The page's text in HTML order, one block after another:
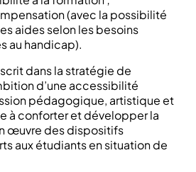
(avec la possibilité
aides selon les besoins
au handicap).
dans la stratégie de
d’une accessibilité
pédagogique, artistique et
à conforter et développer la
œuvre des dispositifs
aux étudiants en situation de